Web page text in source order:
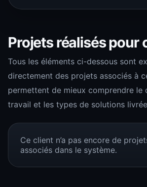
Projets réalisés pour
Tous les éléments ci-dessous sont
directement des projets associés à
permettent de mieux comprendre le
travail et les types de solutions
Ce client n’a pas encore de
associés dans le système.